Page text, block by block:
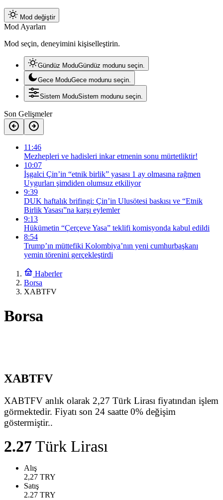
Mod değiştir
Mod Ayarları
Mod seçin, deneyimini kişiselleştirin.
Gündüz ModuGündüz modunu seçin.
Gece ModuGece modunu seçin.
Sistem ModuSistem modunu seçin.
Son Gelişmeler
11:46
Mezhepleri ve hadisleri inkar etmenin sonu mürtetliktir!
10:07
İşgalci Çin’in “etnik birlik” yasası 1 ay olmasına rağmen
Uygurları şimdiden olumsuz etkiliyor
9:39
DUK haftalık brifingi: Çin’in Ulusötesi baskısı ve “Etnik
Birlik Yasası”na karşı eylemler
9:13
Hükümetin “Çerçeve Yasa” teklifi komisyonda kabul edildi
8:54
Trump’ın müttefiki Kolombiya’nın yeni cumhurbaşkanı
yemin törenini gerçekleştirdi
Haberler
Borsa
XABTFV
Borsa
XABTFV
XABTFV anlık olarak 2,27 Türk Lirası fiyatından işlem
görmektedir. Fiyatı son 24 saatte 0% değişim
göstermiştir..
2.27Türk Lirası
Alış
2,27 TRY
Satış
2.27 TRY